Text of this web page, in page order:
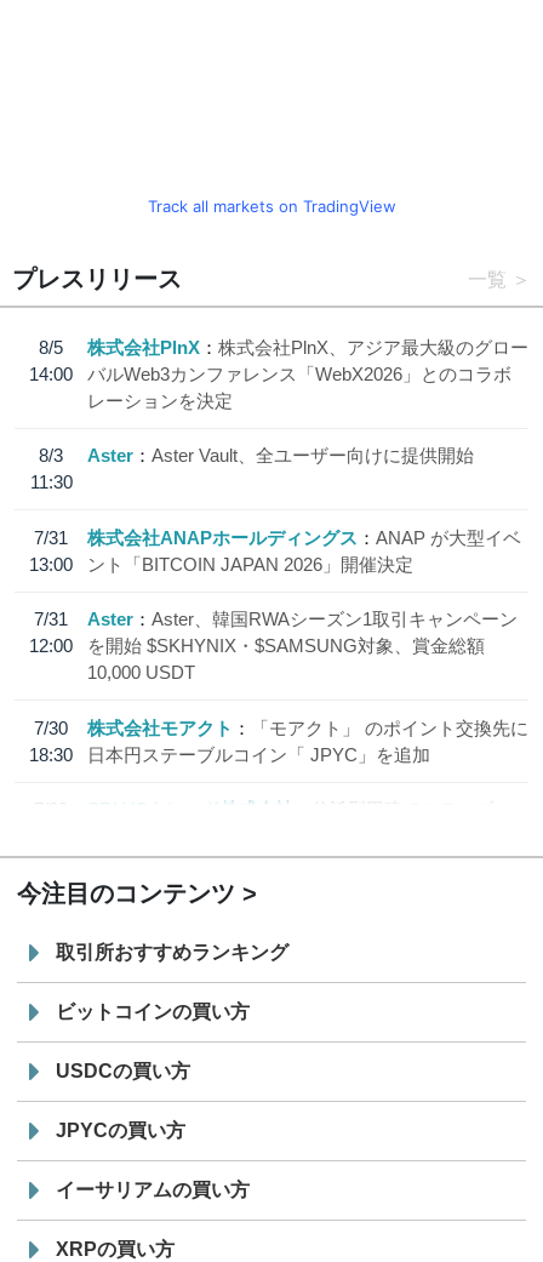
Track all markets on TradingView
プレスリリース 一覧
8/5
14:00
株式会社PlnX
株式会社PlnX、アジア最大級のグロー
バルWeb3カンファレンス「WebX2026」とのコラボ
レーションを決定
8/3
11:30
Aster Aster Vault、全ユーザー向けに提供開始
7/31
13:00
株式会社ANAPホールディングス
ANAP が大型イベ
ント「BITCOIN JAPAN 2026」開催決定
7/31
12:00
Aster
Aster、韓国RWAシーズン1取引キャンペーン
を開始 $SKHYNIX・$SAMSUNG対象、賞金総額
10,000 USDT
7/30
18:30
株式会社モアクト
「モアクト」 のポイント交換先に
日本円ステーブルコイン「 JPYC」を追加
7/29
SBI VCトレード株式会社
信託型円建てステーブル
今注目のコンテンツ
取引所おすすめランキング
ビットコインの買い方
USDCの買い方
JPYCの買い方
イーサリアムの買い方
XRPの買い方